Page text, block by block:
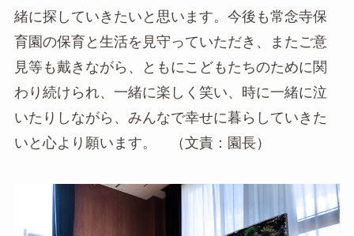
緒に探していきたいと思います。今後も常念寺保
育園の保育と生活を見守っていただき、またご意
見等も戴きながら、ともにこどもたちのために関
わり続けられ、一緒に楽しく笑い、時に一緒に泣
いたりしながら、みんなで幸せに暮らしていきた
いと心より願います。 （文責：園長）